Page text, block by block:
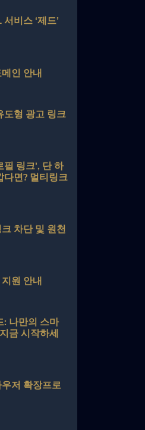
비스 ‘제드’
인 안내
도형 광고 링크
필 링크', 단 하
다면? 멀티링크
차단 및 원천
원 안내
: 나만의 스마
금 시작하세
저 확장프로